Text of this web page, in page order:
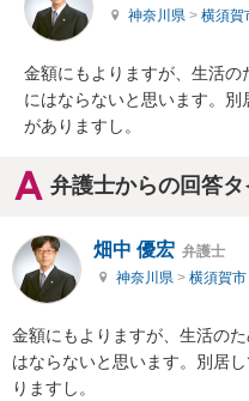
神奈川県 > 横須賀
金額にもよりますが、生活
にはならないと思います。
がありますし。
弁護士からの回答
畑中 優宏 弁護士
神奈川県 > 横須賀市
金額にもよりますが、生活の
はならないと思います。別居
りますし。